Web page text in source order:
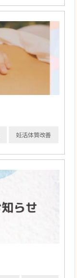
妊活体質改善